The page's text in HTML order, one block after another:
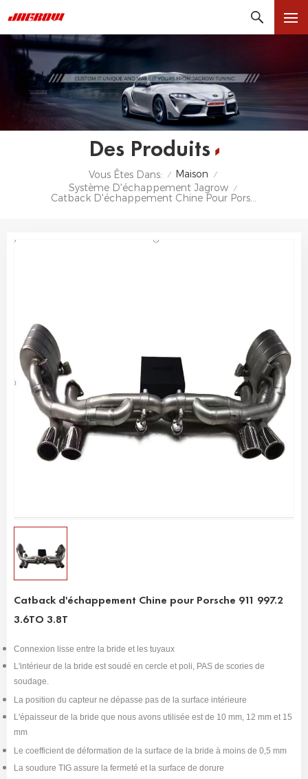
Des Produits
Vous Êtes Dans: / Maison /
Système D'échappement Jagrow /
Catback D'échappement Chine Pour Porsche 911 997.2 3.6TO 3.8T
Catback d'échappement Chine pour Porsche 911 997.2
3.6TO 3.8T
Connexion lisse entre la bride et les tuyaux
L'intérieur de la bride est soudé en cercle et poli, PAS de scories de
soudage.
La position du capteur ne dépasse pas de la surface intérieure
L'épaisseur de la bride que nous avons utilisée est de 10 mm, 12 mm et 15
mm
Le coefficient de déformation de la surface de la bride à moins de 0,5 mm
La soudure TIG assure la fermeté et la surface de dorure